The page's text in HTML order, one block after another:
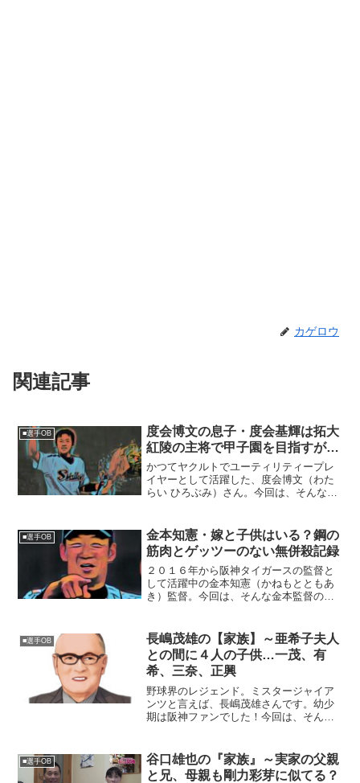
カゲロウ
関連記事
■選手OB
度会博文の息子・度会基輝は拓大
紅陵の主将で甲子園を目指すが…
かつてヤクルトでユーティリティープレ
イヤーとして活躍した、度会博文（わた
らい ひろぶみ）さん。今回は、そんな度
草野球出身度会博文さんは、千葉県船橋
市出身の元プロ野球選手...
■選手OB
金本知憲・嫁と子供はいる？鋼の
筋肉とゲッツーのない無併殺記録
２０１６年から阪神タイガースの監督と
して活躍中の金本知憲（かねもとともあ
き）監督。今回は、そんな金本監督の私
ん２００１年に結婚した金本知憲監督。
子供は一人娘がいて、智...
■選手OB
長嶋茂雄の【家族】～亜希子夫人
との間に４人の子供…一茂、有
希、三奈、正興
野球界のレジェンド。ミスタージャイア
ンツと言えば、長嶋茂雄さんです。幼少
期は阪神ファンでした！今回は、そんな
雄（ながしま・しげお）生年月日：1936
年〈昭和11年〉2月2...
■選手OB
谷口雄也の『家族』～実家の父親
と兄、母親も剛力彩芽に似てる？